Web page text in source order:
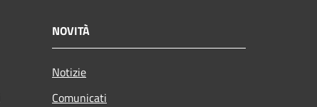
NOVITÀ
Notizie
Comunicati